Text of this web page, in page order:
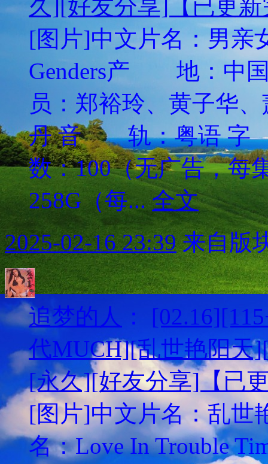
久][好友分享]【已更新
[图片]中文片名：男亲
Genders产 地：
员：郑裕玲、黄子华
丹 音 轨：粤语 字
数：100（无广告，
258G（每...全文
2025-02-16 23:39来自版
追梦的人 ：
代MUCH][乱世艳阳天
[永久][好友分享]【已
[图片]中文片名：乱世
名：Love In